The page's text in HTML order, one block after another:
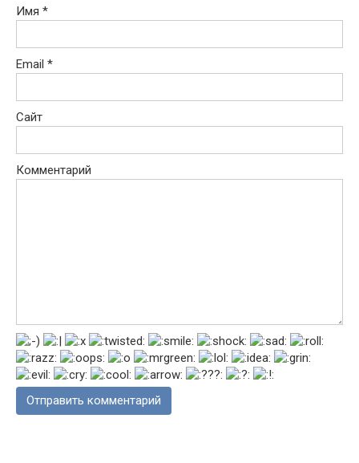
Имя *
Email *
Сайт
Комментарий